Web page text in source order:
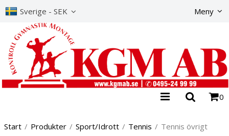
Sverige - SEK Meny
0
Start / Produkter / Sport/Idrott / Tennis / Tennis övrigt